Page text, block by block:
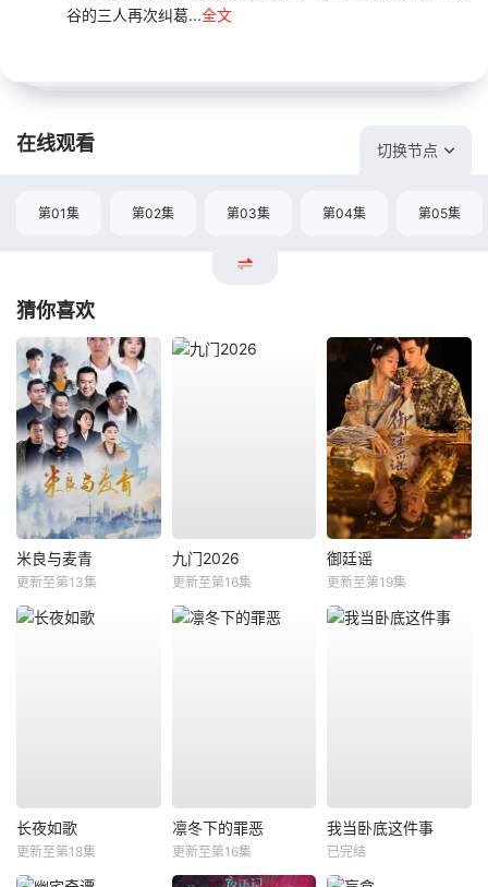
谷的三人再次纠葛...全文
在线观看 切换节点
第01集 第02集 第03集 第04集 第05集
猜你喜欢
米良与麦青
更新至第13集
九门2026
更新至第16集
御廷谣
更新至第19集
长夜如歌
更新至第18集
凛冬下的罪恶
更新至第16集
我当卧底这件事
已完结